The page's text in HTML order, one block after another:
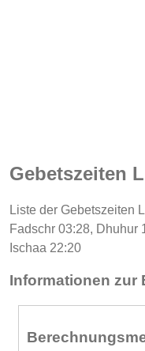
Gebetszeiten
Liste der Gebetszeiten
Fadschr 03:28, Dhuhur
Ischaa 22:20
Informationen zur